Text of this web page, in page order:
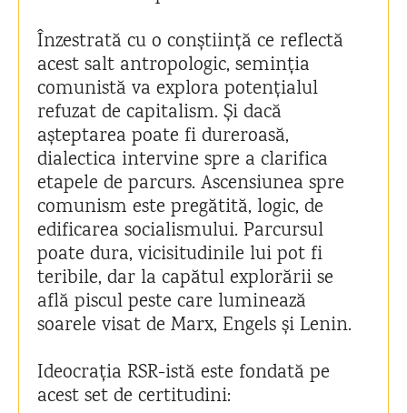
Înzestrată cu o conștiință ce reflectă
acest salt antropologic, seminția
comunistă va explora potențialul
refuzat de capitalism. Și dacă
așteptarea poate fi dureroasă,
dialectica intervine spre a clarifica
etapele de parcurs. Ascensiunea spre
comunism este pregătită, logic, de
edificarea socialismului. Parcursul
poate dura, vicisitudinile lui pot fi
teribile, dar la capătul explorării se
află piscul peste care luminează
soarele visat de Marx, Engels și Lenin.
Ideocrația RSR-istă este fondată pe
acest set de certitudini: